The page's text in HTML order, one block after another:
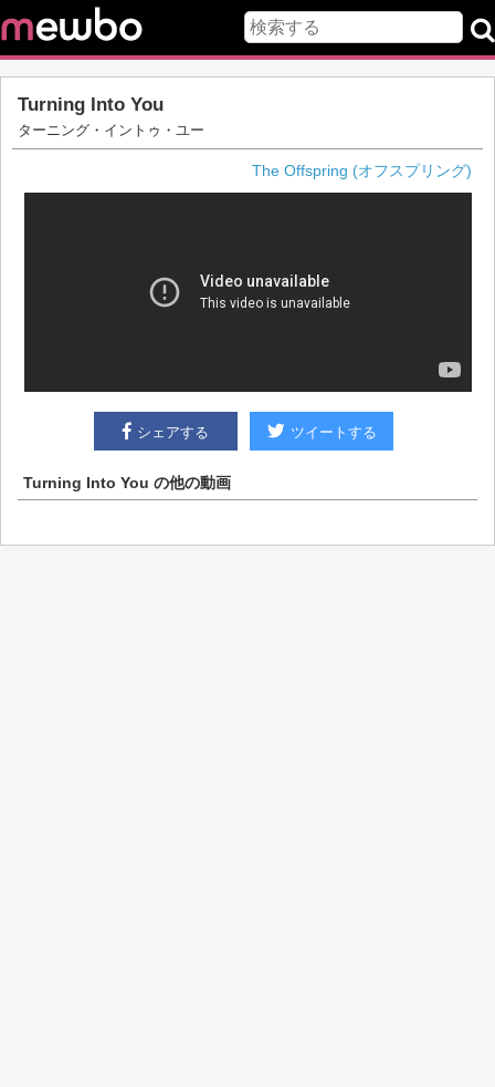
Turning Into You
ターニング・イントゥ・ユー
The Offspring (オフスプリング)
シェアする ツイートする
Turning Into You の他の動画